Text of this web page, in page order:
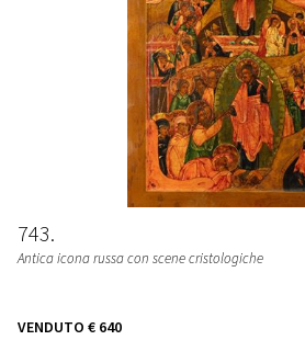
743
Antica icona russa con scene cristologiche
VENDUTO € 640